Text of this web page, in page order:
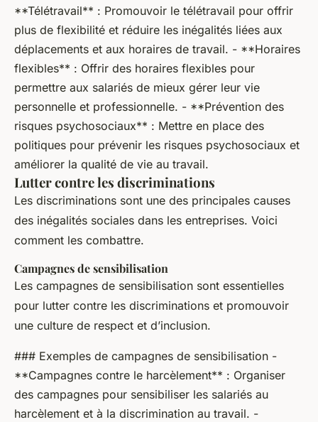
**Télétravail** : Promouvoir le télétravail pour offrir
plus de flexibilité et réduire les inégalités liées aux
déplacements et aux horaires de travail. - **Horaires
flexibles** : Offrir des horaires flexibles pour
permettre aux salariés de mieux gérer leur vie
personnelle et professionnelle. - **Prévention des
risques psychosociaux** : Mettre en place des
politiques pour prévenir les risques psychosociaux et
améliorer la qualité de vie au travail.
Lutter contre les discriminations
Les discriminations sont une des principales causes
des inégalités sociales dans les entreprises. Voici
comment les combattre.
Campagnes de sensibilisation
Les campagnes de sensibilisation sont essentielles
pour lutter contre les discriminations et promouvoir
une culture de respect et d’inclusion.
### Exemples de campagnes de sensibilisation -
**Campagnes contre le harcèlement** : Organiser
des campagnes pour sensibiliser les salariés au
harcèlement et à la discrimination au travail. -